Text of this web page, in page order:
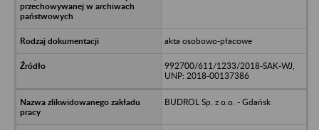
akta osobowo-płacowe
992700/611/1233/2018-SAK-WJ,
UNP: 2018-00137386
BUDROL Sp. z o.o. - Gdańsk